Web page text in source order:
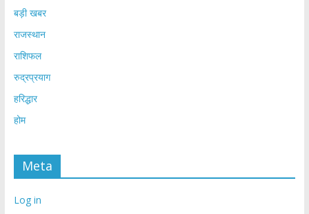
बड़ी खबर
राजस्थान
राशिफल
रुद्रप्रयाग
हरिद्धार
होम
Meta
Log in